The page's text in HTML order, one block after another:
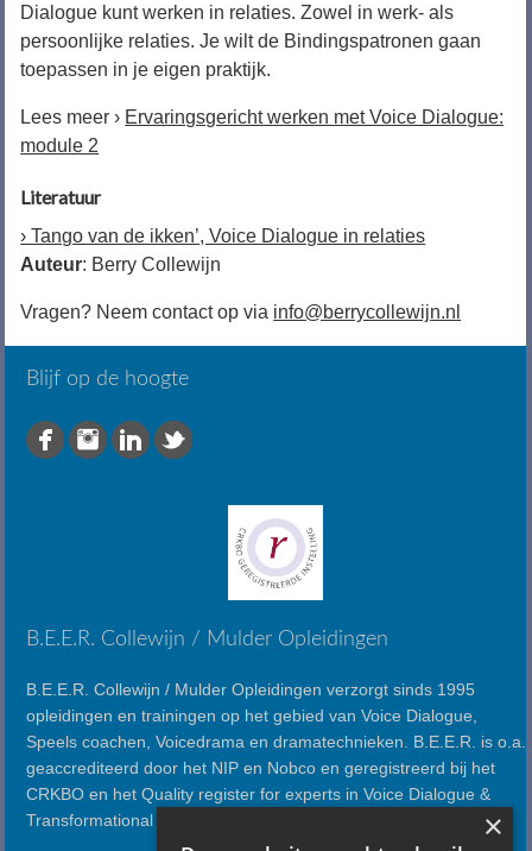
Dialogue kunt werken in relaties. Zowel in werk- als
persoonlijke relaties. Je wilt de Bindingspatronen gaan
toepassen in je eigen praktijk.
Lees meer › Ervaringsgericht werken met Voice Dialogue:
module 2
Literatuur
› Tango van de ikken’, Voice Dialogue in relaties
Auteur: Berry Collewijn
Vragen? Neem contact op via info@berrycollewijn.nl
Blijf op de hoogte
B.E.E.R. Collewijn / Mulder Opleidingen
B.E.E.R. Collewijn / Mulder Opleidingen verzorgt sinds 1995
opleidingen en trainingen op het gebied van Voice Dialogue,
Speels coachen, Voicedrama en dramatechnieken. B.E.E.R. is o.a.
geaccrediteerd door het NIP en Nobco en geregistreerd bij het
CRKBO en het Quality register for experts in Voice Dialogue &
Transformational Psychology.
×